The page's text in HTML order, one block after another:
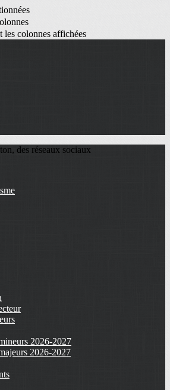
les colonnes affichées
des réseaux sociaux
2026-2027
2026-2027